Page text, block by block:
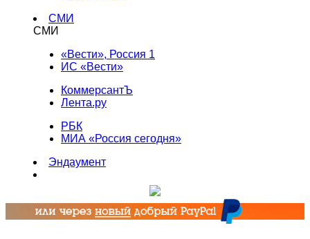
СМИ
СМИ
«Вести», Россия 1
ИС «Вести»
КоммерсантЪ
Лента.ру
РБК
МИА «Россия сегодня»
Эндаумент